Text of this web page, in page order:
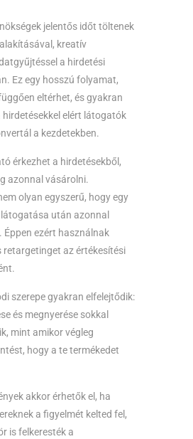
jelentős időt töltenek
kreatív
a hirdetési
Ez egy hosszú folyamat,
eltérhet, és gyakran
elért látogatók
a kezdetekben.
érkezhet a hirdetésekből,
azonnal vásárolni.
olyan egyszerű, hogy egy
után azonnal
Éppen ezért használnak
retargetinget az értékesítési
szerepe gyakran elfelejtődik:
és megnyerése sokkal
mint amikor végleg
hogy a te termékedet
akkor érhetők el, ha
a figyelmét kelted fel,
is felkeresték a